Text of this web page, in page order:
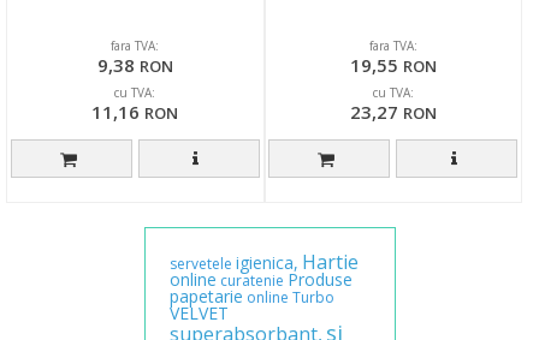
fara TVA:
9,38 RON
cu TVA:
11,16 RON
fara TVA:
19,55 RON
cu TVA:
23,27 RON
servetele igienica, Hartie
online curatenie Produse
papetarie online Turbo
VELVET
superabsorbant, si